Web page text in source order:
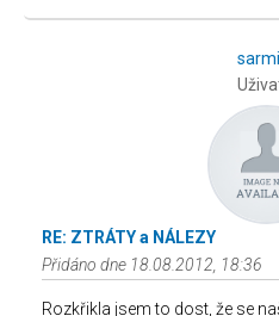
RE: ZTRÁTY a NÁLEZY
Přidáno dne 18.08.2012, 18:36
Rozkřikla jsem to dost, že se